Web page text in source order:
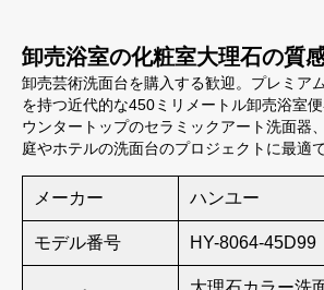
卸売浴室の化粧室大理石の質
卸売芸術洗面台を購入する歓迎。プレミア
を持つ近代的な450ミリメートル卸売浴室
ウンタートップのセラミックアート洗面器
庭やホテルの洗面台のプロジェクトに最適で
メーカー ハンユー
モデル番号 HY-8064-45D99